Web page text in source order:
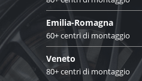
Emilia-Romagna
60+ centri di montaggio
Veneto
80+ centri di montaggio